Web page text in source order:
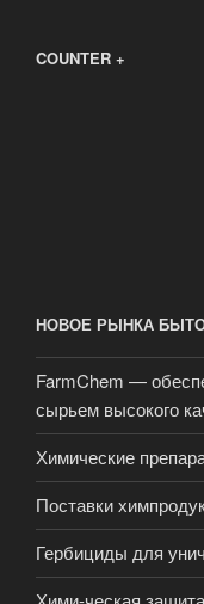
COUNTER +
НОВОЕ РЫНКА
FarmChem —
сырьем высокого
Химические
Поставки
Гербициды для